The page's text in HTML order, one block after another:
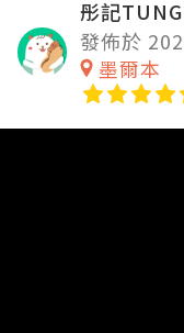
彤記
發佈於
墨爾本